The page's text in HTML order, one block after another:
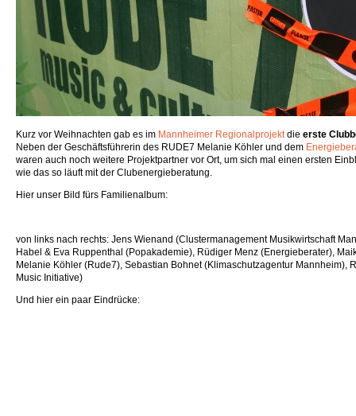
Kurz vor Weihnachten gab es im Mannheimer Regionalprojektdie erste
Neben der Geschäftsführerin des RUDE7 Melanie Köhler und dem
waren auch noch weitere Projektpartner vor Ort, um sich mal einen ersten
wie das so läuft mit der Clubenergieberatung.
Hier unser Bild fürs Familienalbum:
von links nach rechts: Jens Wienand (Clustermanagement Musikwirtschaft
Habel & Eva Ruppenthal (Popakademie), Rüdiger Menz (Energieberater),
Melanie Köhler (Rude7), Sebastian Bohnet (Klimaschutzagentur Mannheim),
Music Initiative)
Und hier ein paar Eindrücke: